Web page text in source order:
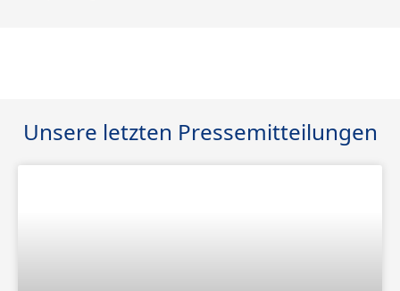
Unsere letzten Pressemitteilungen